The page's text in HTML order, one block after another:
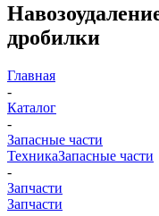
дробилки
Главная
-
Каталог
-
Запасные части
ТехникаЗапасные части
-
Запчасти
Запчасти